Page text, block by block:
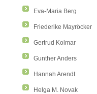
Eva-Maria Berg
Friederike Mayröcker
Gertrud Kolmar
Gunther Anders
Hannah Arendt
Helga M. Novak